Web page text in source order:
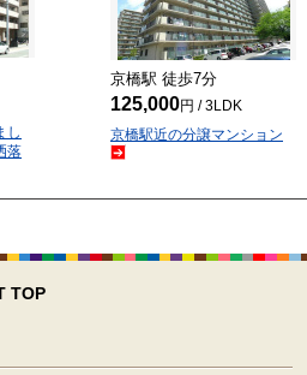
し
落
京橋駅 徒歩7分
125,000円 / 3LDK
京橋駅近の分譲マンション
TOP